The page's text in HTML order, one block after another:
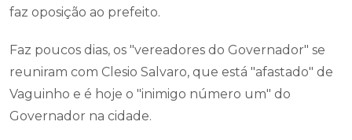
faz oposição ao prefeito.
Faz poucos dias, os "vereadores do Governador" se
reuniram com Clesio Salvaro, que está "afastado" de
Vaguinho e é hoje o "inimigo número um" do
Governador na cidade.